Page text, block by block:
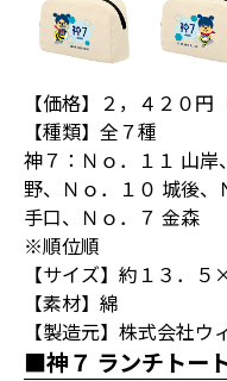
【価格】２，４２０円
【種類】全７種
神７：Ｎｏ．１１ 山
野、Ｎｏ．１０ 城後
手口、Ｎｏ．７ 金森
※順位順
【サイズ】約１３．
【素材】綿
【製造元】株式会社
■神７ ランチトー